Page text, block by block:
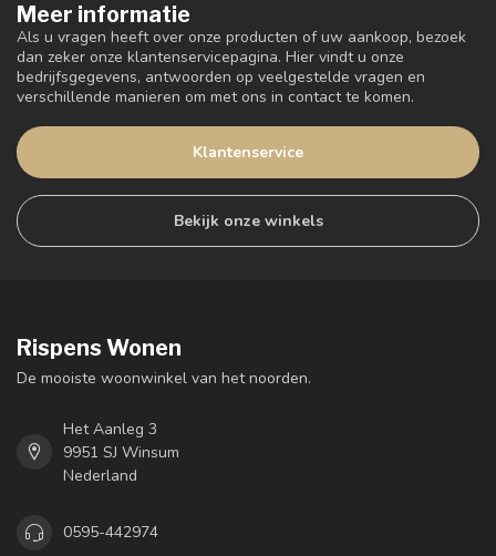
Meer informatie
Als u vragen heeft over onze producten of uw aankoop, bezoek
dan zeker onze klantenservicepagina. Hier vindt u onze
bedrijfsgegevens, antwoorden op veelgestelde vragen en
verschillende manieren om met ons in contact te komen.
Klantenservice
Bekijk onze winkels
Rispens Wonen
De mooiste woonwinkel van het noorden.
Het Aanleg 3
9951 SJ Winsum
Nederland
0595-442974